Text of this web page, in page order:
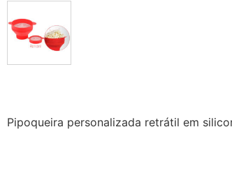
Pipoqueira personalizada retrátil em